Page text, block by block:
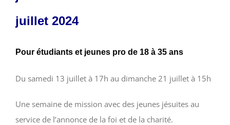
juillet 2024
Pour étudiants et jeunes pro de 18 à 35 ans
Du samedi 13 juillet à 17h au dimanche 21 juillet à 15h
Une semaine de mission avec des jeunes jésuites au
service de l’annonce de la foi et de la charité.